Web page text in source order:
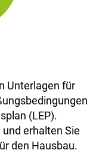
Unterlagen für
(LEP).
erhalten Sie
den Hausbau.